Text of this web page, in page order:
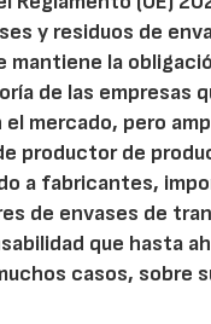
y residuos de
mantiene la
de las empresas
el mercado, pero
productor de
a fabricantes,
de envases de
que hasta
casos, sobre